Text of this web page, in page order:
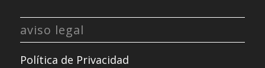
aviso legal
Política de Privacidad